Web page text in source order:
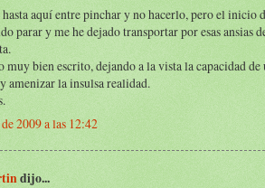
aquí entre pinchar y no hacerlo, pero el inicio
parar y me he dejado transportar por esas ansias
muy bien escrito, dejando a la vista la capacidad
amenizar la insulsa realidad.
2009 a las 12:42
dijo...